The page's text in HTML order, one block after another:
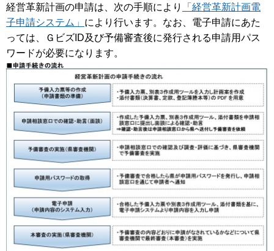
経営革新計画の申請は、次の手順により
「経営革新計画電
子申請システム」 により行います。なお、電子申請にあた
っては、ＧビズID及び予備審査後に発行される申請用パス
ワードが必要になります。